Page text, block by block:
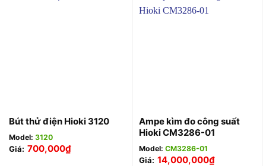
Bút thử điện Hioki 3120
Model: 3120
Giá: 700,000₫
Ampe kìm đo công suất
Hioki CM3286-01
Model: CM3286-01
Giá: 14,000,000₫